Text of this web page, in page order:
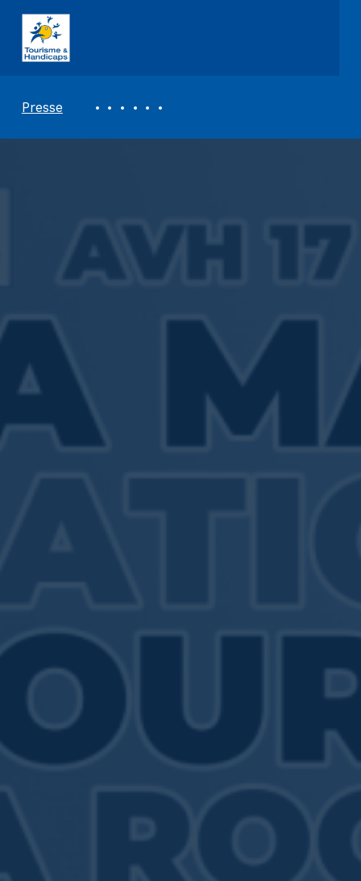
ASSOCIATION TOURISME ET HANDICAPS
Presse